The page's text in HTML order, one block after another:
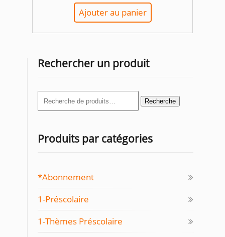
Ajouter au panier
Rechercher un produit
Recherche
pour :
Recherche
Produits par catégories
*Abonnement
1-Préscolaire
1-Thèmes Préscolaire